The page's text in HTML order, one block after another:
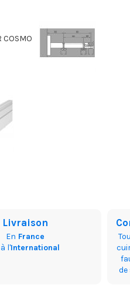
Livraison
En France
l'International
de